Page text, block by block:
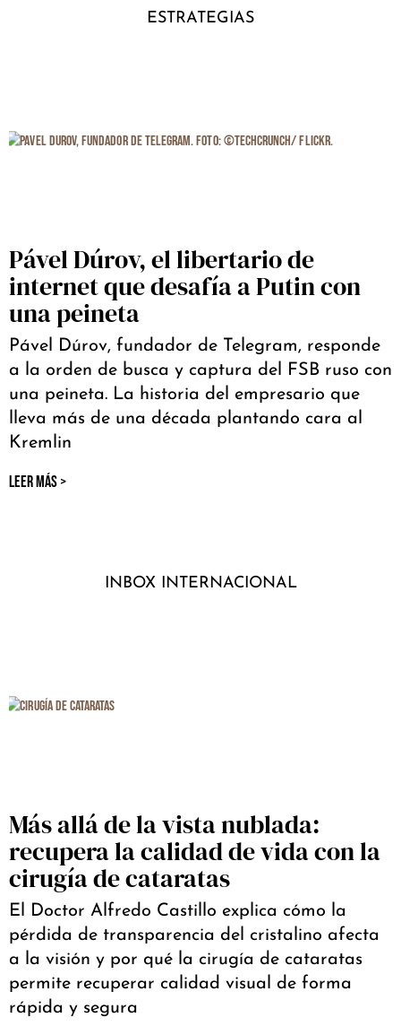
ESTRATEGIAS
Pável Dúrov, el libertario de
internet que desafía a Putin con
una peineta
Pável Dúrov, fundador de Telegram, responde
a la orden de busca y captura del FSB ruso con
una peineta. La historia del empresario que
lleva más de una década plantando cara al
Kremlin
LEER MÁS >
INBOX INTERNACIONAL
Más allá de la vista nublada:
recupera la calidad de vida con la
cirugía de cataratas
El Doctor Alfredo Castillo explica cómo la
pérdida de transparencia del cristalino afecta
a la visión y por qué la cirugía de cataratas
permite recuperar calidad visual de forma
rápida y segura